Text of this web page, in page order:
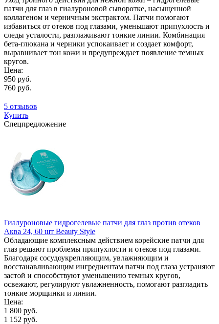
патчи для глаз в гиалуроновой сыворотке, насыщенной
коллагеном и черничным экстрактом. Патчи помогают
избавиться от отеков под глазами, уменьшают припухлость и
следы усталости, разглаживают тонкие линии. Комбинация
бета-глюкана и черники успокаивает и создает комфорт,
выравнивает тон кожи и предупреждает появление темных
кругов.
Цена:
950 руб.
760 руб.
5 отзывов
Купить
Спецпредложение
Гиалуроновые гидрогелевые патчи для глаз против отеков
Аква 24, 60 шт Beauty Style
Обладающие комплексным действием корейские патчи для
глаз решают проблемы припухлости и отеков под глазами.
Благодаря сосудоукрепляющим, увлажняющим и
восстанавливающим ингредиентам патчи под глаза устраняют
застой и способствуют уменьшению темных кругов,
освежают, регулируют увлажненность, помогают разгладить
тонкие морщинки и линии.
Цена:
1 800 руб.
1 152 руб.